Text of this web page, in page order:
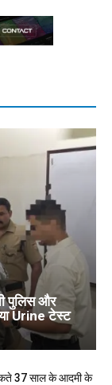
पुलिस और
Urine टेस्ट
37 साल के आदमी के